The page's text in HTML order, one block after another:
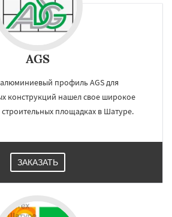
AGS
профиль AGS для
конструкций нашел свое широкое
площадках в Шатуре.
ЗАКАЗАТЬ